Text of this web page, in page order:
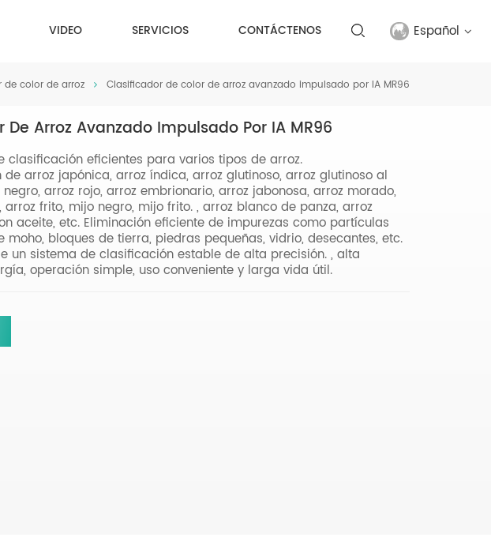
VIDEO SERVICIOS CONTÁCTENOS Español
русский
Türkçe
de color de arroz Clasificador de color de arroz avanzado impulsado por IA MR96
Arroz Avanzado Impulsado Por IA MR96
clasificación eficientes para varios tipos de arroz.
arroz japónica, arroz índica, arroz glutinoso, arroz glutinoso al
arroz rojo, arroz embrionario, arroz jabonosa, arroz morado,
frito, mijo negro, mijo frito. , arroz blanco de panza, arroz
aceite, etc. Eliminación eficiente de impurezas como partículas
bloques de tierra, piedras pequeñas, vidrio, desecantes, etc.
un sistema de clasificación estable de alta precisión. , alta
operación simple, uso conveniente y larga vida útil.